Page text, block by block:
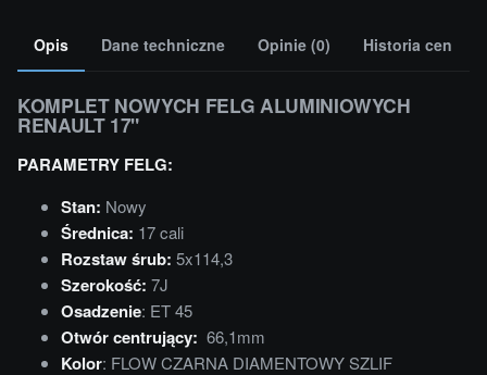
Opis Dane techniczne Opinie (0) Historia cen
KOMPLET NOWYCH FELG ALUMINIOWYCH
RENAULT 17"
PARAMETRY FELG:
Stan: Nowy
Średnica: 17 cali
Rozstaw śrub: 5x114,3
Szerokość: 7J
Osadzenie: ET 45
Otwór centrujący: 66,1mm
Kolor: FLOW CZARNA DIAMENTOWY SZLIF